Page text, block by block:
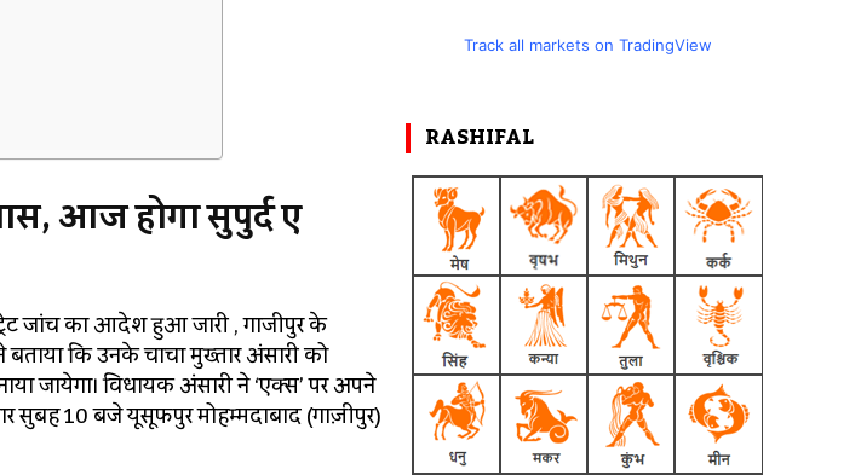
आज होगा सुपुर्द ए
जांच का आदेश हुआ जारी , गाजीपुर के
कि उनके चाचा मुख्तार अंसारी को
जायेगा। विधायक अंसारी ने ‘एक्स’ पर अपने
सुबह 10 बजे यूसूफपुर मोहम्मदाबाद (गाज़ीपुर)
Track all markets on TradingView
RASHIFAL